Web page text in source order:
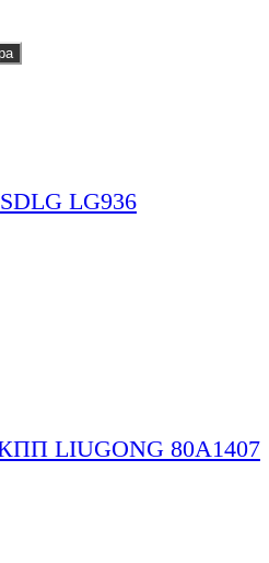
LG936
LIUGONG 80A1407